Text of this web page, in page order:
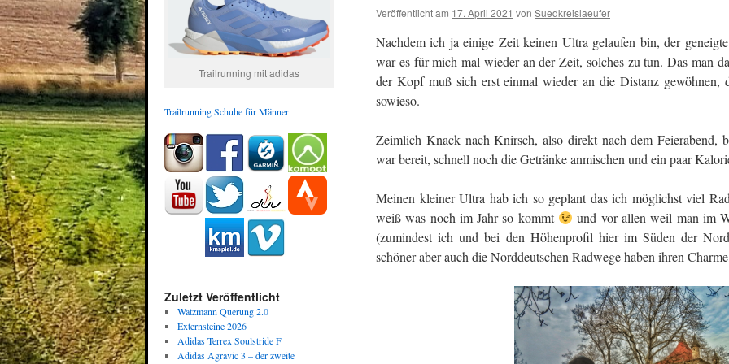
Veröffentlicht am 17. April 2021 von Suedkreislaeufer
Nachdem ich ja einige Zeit keinen Ultra gelaufen bin, der
war es für mich mal wieder an der Zeit, solches zu tun. Das man
der Kopf muß sich erst einmal wieder an die Distanz
sowieso.
Zeimlich Knack nach Knirsch, also direkt nach dem Feierabend,
war bereit, schnell noch die Getränke anmischen und ein paar
Meinen kleiner Ultra hab ich so geplant das ich möglichst viel
weiß was noch im Jahr so kommt
und vor allen weil man im
(zumindest ich und bei den Höhenprofil hier im Süden der
schöner aber auch die Norddeutschen Radwege haben ihren
Trailrunning mit adidas
Trailrunning Schuhe für Männer
Zuletzt Veröffentlicht
Watzmann Querung 2.0
Externsteine 2026
Adidas Terrex Soulstride F
Adidas Agravic 3 – der zweite